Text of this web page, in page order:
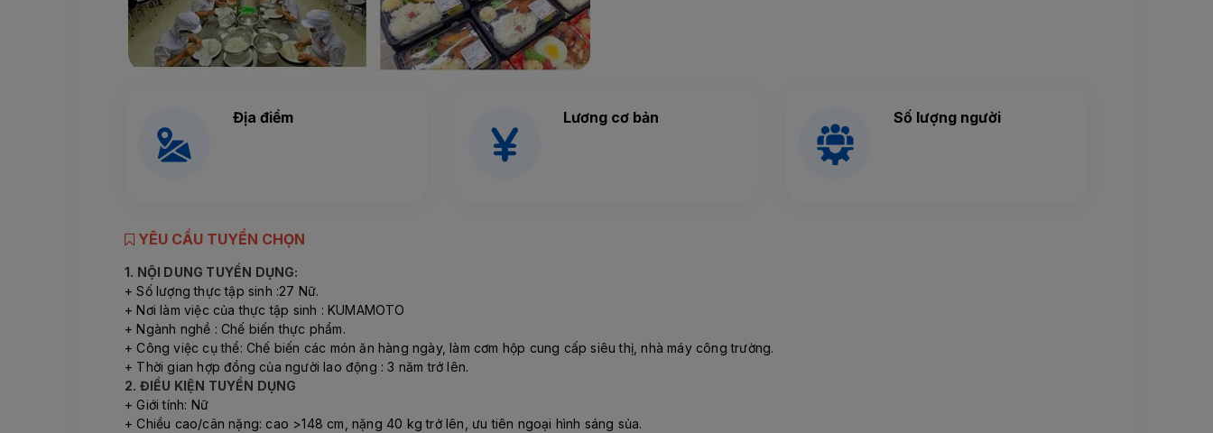
Địa điểm Lương cơ bản Số lượng người
YÊU CẦU TUYỂN CHỌN
1. NỘI DUNG TUYỂN DỤNG:
+ Số lượng thực tập sinh :27 Nữ.
+ Nơi làm việc của thực tập sinh : KUMAMOTO
+ Ngành nghề : Chế biến thực phẩm.
+ Công việc cụ thể: Chế biến các món ăn hàng ngày, làm cơm hộp cung cấp siêu thị, nhà máy công trường.
+ Thời gian hợp đồng của người lao động : 3 năm trở lên.
2. ĐIỀU KIỆN TUYỂN DỤNG
+ Giới tính: Nữ
+ Chiều cao/cân nặng: cao >148 cm, nặng 40 kg trở lên, ưu tiên ngoại hình sáng sủa.